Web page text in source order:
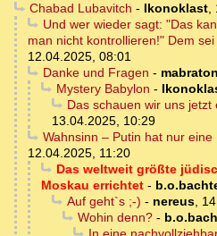
Chabad Lubavitch - Ikonoklast,
Und wer wieder sagt: "Das
man nicht kontrollieren!" Dem
12.04.2025, 08:01
Danke und Fragen - mabraton
Mystery Babylon -
Das schauen wir uns jetzt
13.04.2025, 10:29
Wahnsinn – Putin hat nur eine
12.04.2025, 11:20
Das weltweit größte
Moskau errichtet -
Auf geht`s ;-) - nereus,
Wohin denn?-